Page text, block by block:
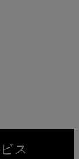
ス